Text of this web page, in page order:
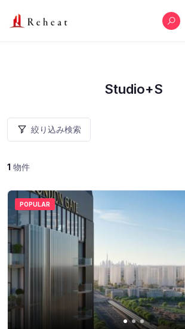
Studio+S
絞り込み検索
1 物件
POPULAR